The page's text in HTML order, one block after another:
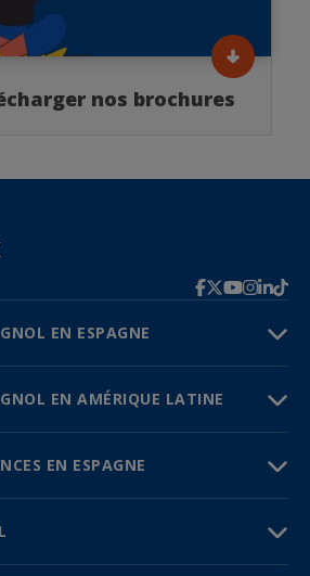
nos brochures
EN ESPAGNE
EN AMÉRIQUE LATINE
EN ESPAGNE